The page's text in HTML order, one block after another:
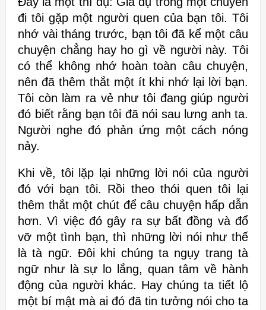
đi tôi gặp một người quen của bạn tôi. Tôi
nhớ vài tháng trước, bạn tôi đã kể một câu
chuyện chẳng hay ho gì về người này. Tôi
có thể không nhớ hoàn toàn câu chuyện,
nên đã thêm thắt một ít khi nhớ lại lời bạn.
Tôi còn làm ra vẻ như tôi đang giúp người
đó biết rằng bạn tôi đã nói sau lưng anh ta.
Người nghe đó phản ứng một cách nóng
nảy.
Khi về, tôi lặp lại những lời nói của người
đó với bạn tôi. Rồi theo thói quen tôi lại
thêm thắt một chút để câu chuyện hấp dẫn
hơn. Vì việc đó gây ra sự bất đồng và đổ
vỡ một tình bạn, thì những lời nói như thế
là tà ngữ. Đôi khi chúng ta ngụy trang tà
ngữ như là sự lo lắng, quan tâm về hành
động của người khác. Hay chúng ta tiết lộ
một bí mật mà ai đó đã tin tưởng nói cho ta